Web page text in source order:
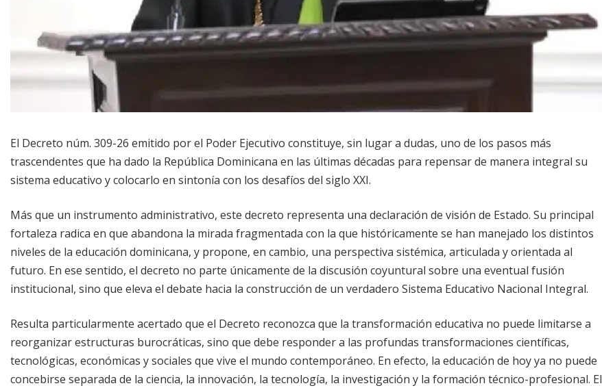
El Decreto núm. 309-26 emitido por el Poder Ejecutivo constituye, sin lugar a dudas, uno de los pasos más
trascendentes que ha dado la República Dominicana en las últimas décadas para repensar de manera integral su
sistema educativo y colocarlo en sintonía con los desafíos del siglo XXI.
Más que un instrumento administrativo, este decreto representa una declaración de visión de Estado. Su principal
fortaleza radica en que abandona la mirada fragmentada con la que históricamente se han manejado los distintos
niveles de la educación dominicana, y propone, en cambio, una perspectiva sistémica, articulada y orientada al
futuro. En ese sentido, el decreto no parte únicamente de la discusión coyuntural sobre una eventual fusión
institucional, sino que eleva el debate hacia la construcción de un verdadero Sistema Educativo Nacional Integral.
Resulta particularmente acertado que el Decreto reconozca que la transformación educativa no puede limitarse a
reorganizar estructuras burocráticas, sino que debe responder a las profundas transformaciones científicas,
tecnológicas, económicas y sociales que vive el mundo contemporáneo. En efecto, la educación de hoy ya no puede
concebirse separada de la ciencia, la innovación, la tecnología, la investigación y la formación técnico-profesional. El